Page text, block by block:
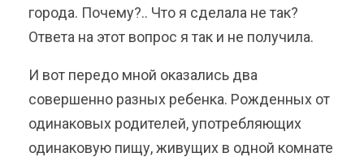
города. Почему?.. Что я сделала не так?
Ответа на этот вопрос я так и не получила.
И вот передо мной оказались два
совершенно разных ребенка. Рожденных от
одинаковых родителей, употребляющих
одинаковую пищу, живущих в одной комнате